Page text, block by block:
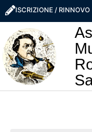
ISCRIZIONE / RINNOVO